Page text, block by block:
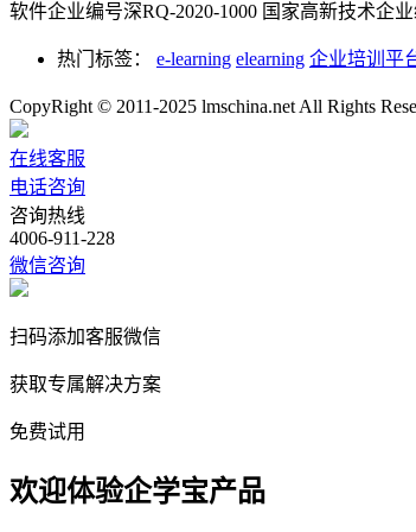
软件企业编号深RQ-2020-1000 国家高新技术企业
热门标签： e-learning elearning 企业培训平
CopyRight © 2011-2025 lmschina.net All Rights
在线客服
电话咨询
咨询热线
4006-911-228
微信咨询
扫码添加客服微信
获取专属解决方案
免费试用
欢迎体验企学宝产品